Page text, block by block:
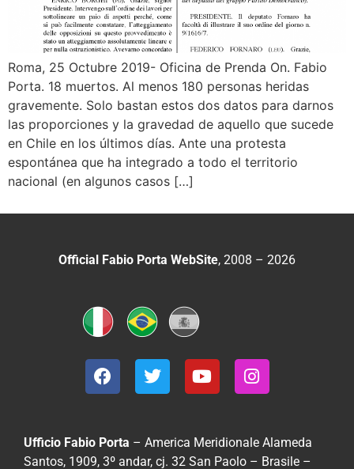
Roma, 25 Octubre 2019- Oficina de Prenda On. Fabio
Porta. 18 muertos. Al menos 180 personas heridas
gravemente. Solo bastan estos dos datos para darnos
las proporciones y la gravedad de aquello que sucede
en Chile en los últimos días. Ante una protesta
espontánea que ha integrado a todo el territorio
nacional (en algunos casos […]
Official Fabio Porta WebSite, 2008 – 2026
Ufficio Fabio Porta – America Meridionale Alameda
Santos, 1909, 3º andar, cj. 32 San Paolo – Brasile –